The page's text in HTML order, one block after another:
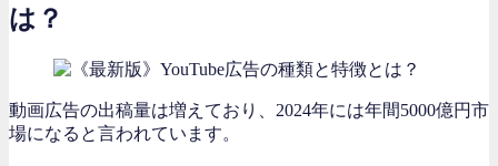
は？
動画広告の出稿量は増えており、2024年には年間5000億円市
場になると言われています。